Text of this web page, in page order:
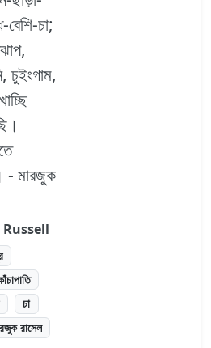
বেশি-চা;
চুইংগাম,
- মারজুক
চা
রাসেল